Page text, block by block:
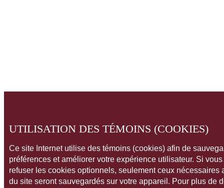
UTILISATION DES TÉMOINS (COOKIES)
Ce site Internet utilise des témoins (cookies) afin de
préférences et améliorer votre expérience utilisateur. Si
refuser les cookies optionnels, seulement ceux nécessaires
du site seront sauvegardés sur votre appareil. Pour plus de